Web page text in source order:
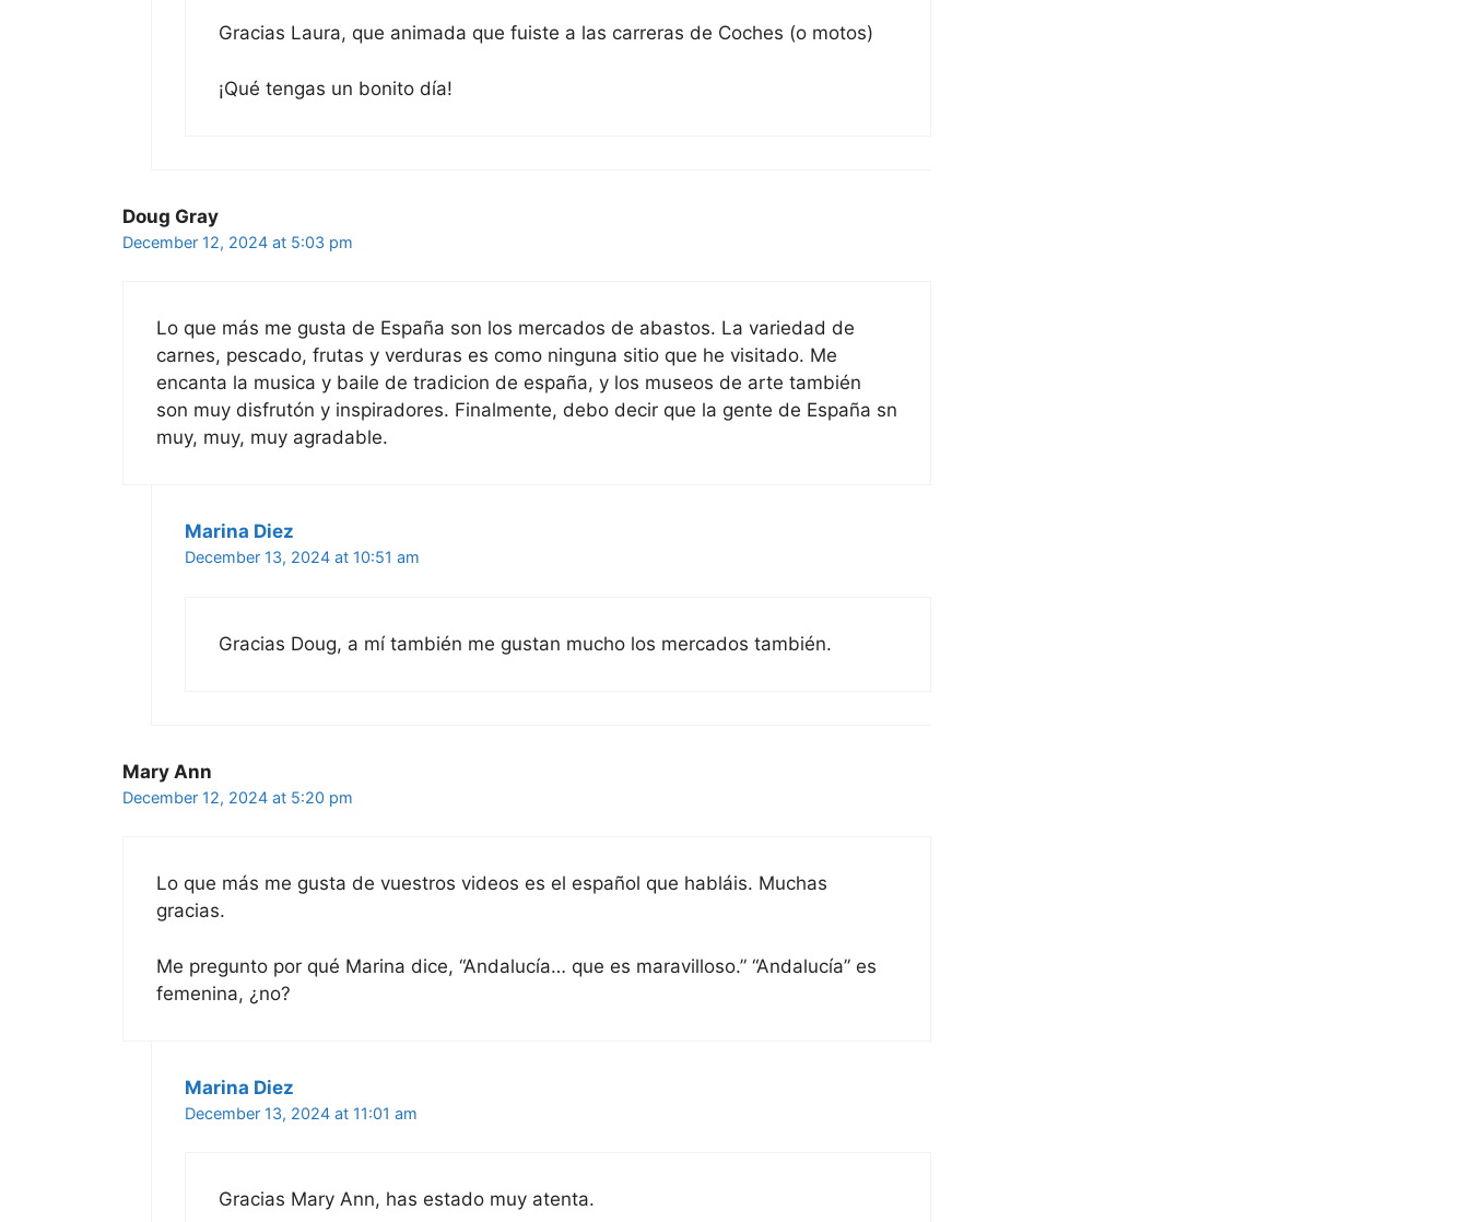
Gracias Laura, que animada que fuiste a las carreras de Coches (o motos)
¡Qué tengas un bonito día!
Doug Gray
December 12, 2024 at 5:03 pm
Lo que más me gusta de España son los mercados de abastos. La variedad de
carnes, pescado, frutas y verduras es como ninguna sitio que he visitado. Me
encanta la musica y baile de tradicion de españa, y los museos de arte también
son muy disfrutón y inspiradores. Finalmente, debo decir que la gente de España sn
muy, muy, muy agradable.
Marina Diez
December 13, 2024 at 10:51 am
Gracias Doug, a mí también me gustan mucho los mercados también.
Mary Ann
December 12, 2024 at 5:20 pm
Lo que más me gusta de vuestros videos es el español que habláis. Muchas
gracias.
Me pregunto por qué Marina dice, “Andalucía… que es maravilloso.” “Andalucía” es
femenina, ¿no?
Marina Diez
December 13, 2024 at 11:01 am
Gracias Mary Ann, has estado muy atenta.